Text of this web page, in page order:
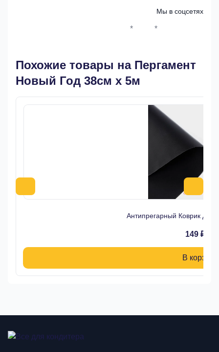
Мы в соцсетях
* *
Похожие товары на Пергамент
Новый Год 38см х 5м
Антипрегарный Коврик для
149 ₽
В корзину